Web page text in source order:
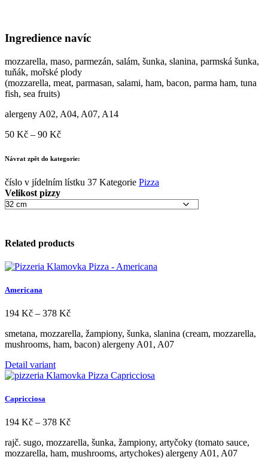
Ingredience navíc
mozzarella, maso, parmezán, salám, šunka, slanina, parmská šunka,
tuňák, mořské plody
(mozzarella, meat, parmasan, salami, ham, bacon, parma ham, tuna
fish, sea fruits)
alergeny A02, A04, A07, A14
50 Kč – 90 KčRozpětí
50 Kč
90 Kč
Návrat zpět do kategorie:
číslo v jídelním lístku 37 Kategorie Pizza
Velikost pizzy
Related products
Americana
194 Kč – 378 KčRozpětí
194 Kč
až
smetana, mozzarella, žampiony, šunka, slanina (cream, mozzarella,
mushrooms, ham, bacon) alergeny A01, A07
Tento
produkt
více
Možnosti
lze
vybrat
na
Detail variant
Capricciosa
194 Kč – 378 KčRozpětí
194 Kč
až
rajč. sugo, mozzarella, šunka, žampiony, artyčoky (tomato sauce,
mozzarella, ham, mushrooms, artychokes) alergeny A01, A07